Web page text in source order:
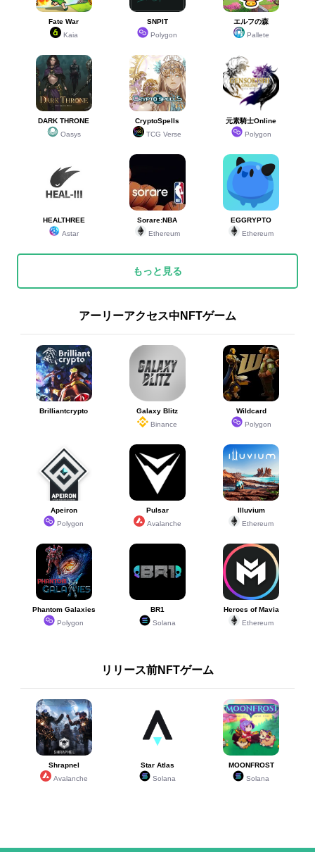
Fate War
Kaia
SNPIT
Polygon
エルフの森
Pallete
DARK THRONE
Oasys
CryptoSpells
TCG Verse
元素騎士Online
Polygon
HEALTHREE
Astar
Sorare:NBA
Ethereum
EGGRYPTO
Ethereum
もっと見る
アーリーアクセス中NFTゲーム
Brilliantcrypto
Galaxy Blitz
Binance
Wildcard
Polygon
Apeiron
Polygon
Pulsar
Avalanche
Illuvium
Ethereum
Phantom Galaxies
Polygon
BR1
Solana
Heroes of Mavia
Ethereum
リリース前NFTゲーム
Shrapnel
Avalanche
Star Atlas
Solana
MOONFROST
Solana